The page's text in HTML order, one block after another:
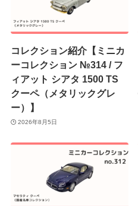
コレクション紹介【ミニカ
ーコレクション №314 / フ
ィアット シアタ 1500 TS
クーペ（メタリックグレ
ー）】
2026年8月5日